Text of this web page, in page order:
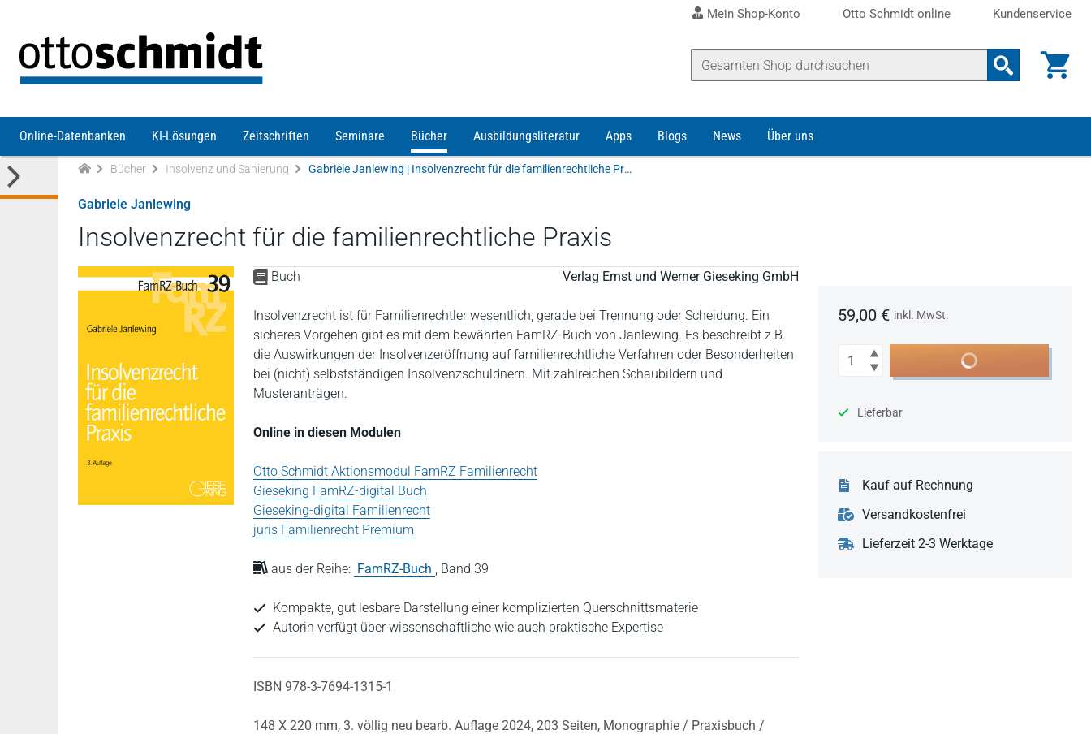
Mein Shop-Konto Otto Schmidt online Kundenservice
Online-Datenbanken KI-Lösungen Zeitschriften Seminare Bücher Ausbildungsliteratur Apps Blogs News Über uns
Bücher Insolvenz und Sanierung Gabriele Janlewing | Insolvenzrecht für die familienrechtliche Praxis
Gabriele Janlewing
Insolvenzrecht für die familienrechtliche Praxis
Buch Verlag Ernst und Werner Gieseking GmbH
Insolvenzrecht ist für Familienrechtler wesentlich, gerade bei Trennung oder Scheidung. Ein
sicheres Vorgehen gibt es mit dem bewährten FamRZ-Buch von Janlewing. Es beschreibt z.B.
die Auswirkungen der Insolvenzeröffnung auf familienrechtliche Verfahren oder Besonderheiten
bei (nicht) selbstständigen Insolvenzschuldnern. Mit zahlreichen Schaubildern und
Musteranträgen.
Online in diesen Modulen
Otto Schmidt Aktionsmodul FamRZ Familienrecht
Gieseking FamRZ-digital Buch
Gieseking-digital Familienrecht
juris Familienrecht Premium
aus der Reihe: FamRZ-Buch , Band 39
Kompakte, gut lesbare Darstellung einer komplizierten Querschnittsmaterie
Autorin verfügt über wissenschaftliche wie auch praktische Expertise
ISBN 978-3-7694-1315-1
148 X 220 mm, 3. völlig neu bearb. Auflage 2024, 203 Seiten, Monographie / Praxisbuch /
59,00 € inkl. MwSt.
Anzahl In den Warenkorb
Lieferbar
Kauf auf Rechnung
Versandkostenfrei
Lieferzeit 2-3 Werktage